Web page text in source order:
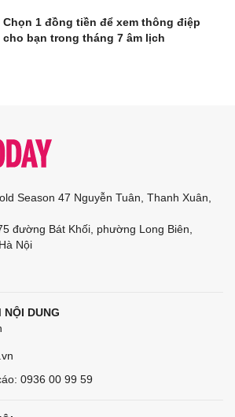
Chọn 1 đồng tiền để xem thông điệp
cho bạn trong tháng 7 âm lịch
Season 47 Nguyễn Tuân, Thanh Xuân,
đường Bát Khối, phường Long Biên,
Nội
NỘI DUNG
0936 00 99 59